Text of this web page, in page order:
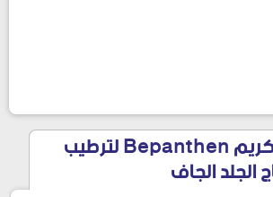
بيبانثين كريم Bepanthen لترطيب
الجلد الجاف